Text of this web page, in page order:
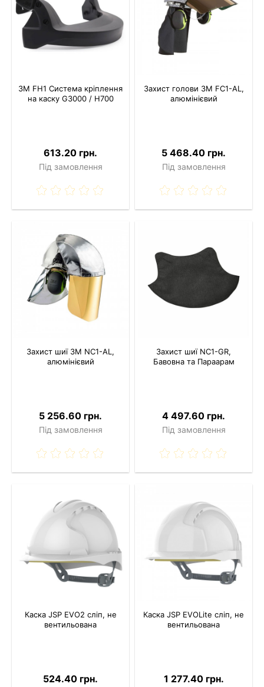
3M FH1 Система кріплення
на каску G3000 / H700
613.20 грн.
Під замовлення
Захист голови 3M FC1-AL,
алюмінієвий
5 468.40 грн.
Під замовлення
Захист шиї 3M NC1-AL,
алюмінієвий
5 256.60 грн.
Під замовлення
Захист шиї NC1-GR,
Бавовна та Параарам
4 497.60 грн.
Під замовлення
Каска JSP EVO2 сліп, не
вентильована
524.40 грн.
Каска JSP EVOLite сліп, не
вентильована
1 277.40 грн.